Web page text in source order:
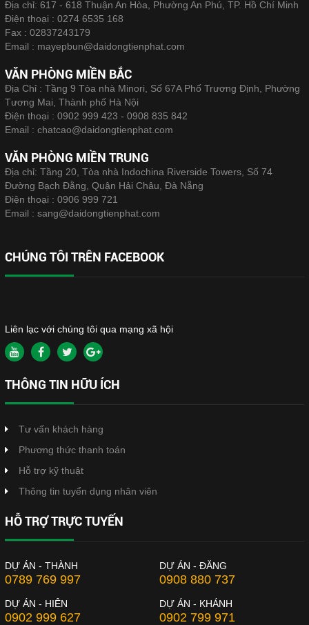
Địa chỉ: 617 - 618 Thuận An Hòa, Phường An Phú, TP. Hồ Chí Minh
Điện thoại : 0274 6535 168
Fax : 02837243179
Email : mayepbun@daidongtienphat.com
VĂN PHÒNG MIỀN BẮC
Địa Chỉ : Tầng 9 Tòa nhà Minori, Số 67A Phố Trương Định, Phường
Tương Mai, Thành phố Hà Nội
Điện thoại : 0902 999 423 - 0908 835 842
Email : chatcao@daidongtienphat.com
VĂN PHÒNG MIỀN TRUNG
Địa chỉ: Tầng 20, Tòa nhà Indochina Riverside Towers, Số 74
Đường Bạch Đằng, Quận Hải Châu, Đà Nẵng
Điện thoại : 0906 999 721
Email : sang@daidongtienphat.com
CHÚNG TÔI TRÊN FACEBOOK
Liên lạc với chúng tôi qua mạng xã hội
THÔNG TIN HỮU ÍCH
Tư vấn khách hàng
Phương thức thanh toán
Hỗ trợ kỹ thuật
Thông tin tuyển dụng nhân viên
HỖ TRỢ TRỰC TUYẾN
DỰ ÁN - THÀNH
0789 769 997
DỰ ÁN - ĐĂNG
0908 880 737
DỰ ÁN - HIÊN
0902 999 627
DỰ ÁN - KHÁNH
0902 799 971